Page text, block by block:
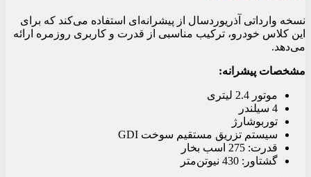
نسخه وارداتی آذریوردسال از پیشرانه‌ای استفاده می‌کند که برای
این کلاس خودرو، ترکیب مناسبی از قدرت و کاربری روزمره ارائه
می‌دهد.
مشخصات پیشرانه:
موتور 2.4 لیتری
4 سیلندر
توربوشارژ
سیستم تزریق مستقیم سوخت GDI
قدرت: 275 اسب بخار
گشتاور: 430 نیوتن‌متر